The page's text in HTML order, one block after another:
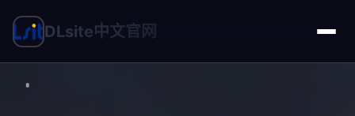
DLsite中文官网